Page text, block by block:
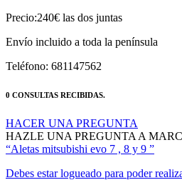
Precio:240€ las dos juntas
Envío incluido a toda la península
Teléfono: 681147562
0 CONSULTAS RECIBIDAS.
HACER UNA PREGUNTA
HAZLE UNA PREGUNTA A
“Aletas mitsubishi evo 7 , 8 y 9 ”
Debes estar logueado para poder